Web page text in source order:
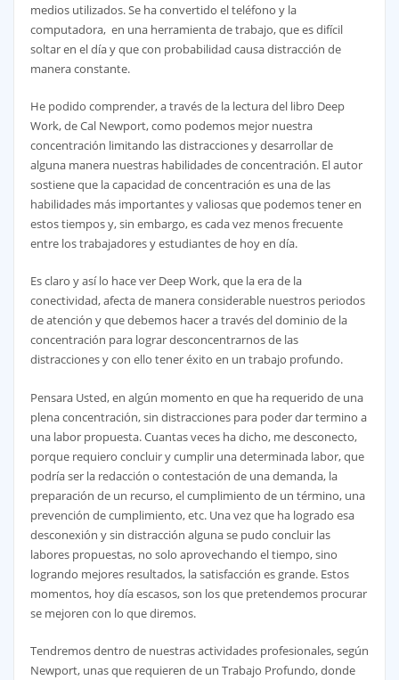
medios utilizados. Se ha convertido el teléfono y la
computadora, en una herramienta de trabajo, que es difícil
soltar en el día y que con probabilidad causa distracción de
manera constante.
He podido comprender, a través de la lectura del libro Deep
Work, de Cal Newport, como podemos mejor nuestra
concentración limitando las distracciones y desarrollar de
alguna manera nuestras habilidades de concentración. El autor
sostiene que la capacidad de concentración es una de las
habilidades más importantes y valiosas que podemos tener en
estos tiempos y, sin embargo, es cada vez menos frecuente
entre los trabajadores y estudiantes de hoy en día.
Es claro y así lo hace ver Deep Work, que la era de la
conectividad, afecta de manera considerable nuestros periodos
de atención y que debemos hacer a través del dominio de la
concentración para lograr desconcentrarnos de las
distracciones y con ello tener éxito en un trabajo profundo.
Pensara Usted, en algún momento en que ha requerido de una
plena concentración, sin distracciones para poder dar termino a
una labor propuesta. Cuantas veces ha dicho, me desconecto,
porque requiero concluir y cumplir una determinada labor, que
podría ser la redacción o contestación de una demanda, la
preparación de un recurso, el cumplimiento de un término, una
prevención de cumplimiento, etc. Una vez que ha logrado esa
desconexión y sin distracción alguna se pudo concluir las
labores propuestas, no solo aprovechando el tiempo, sino
logrando mejores resultados, la satisfacción es grande. Estos
momentos, hoy día escasos, son los que pretendemos procurar
se mejoren con lo que diremos.
Tendremos dentro de nuestras actividades profesionales, según
Newport, unas que requieren de un Trabajo Profundo, donde